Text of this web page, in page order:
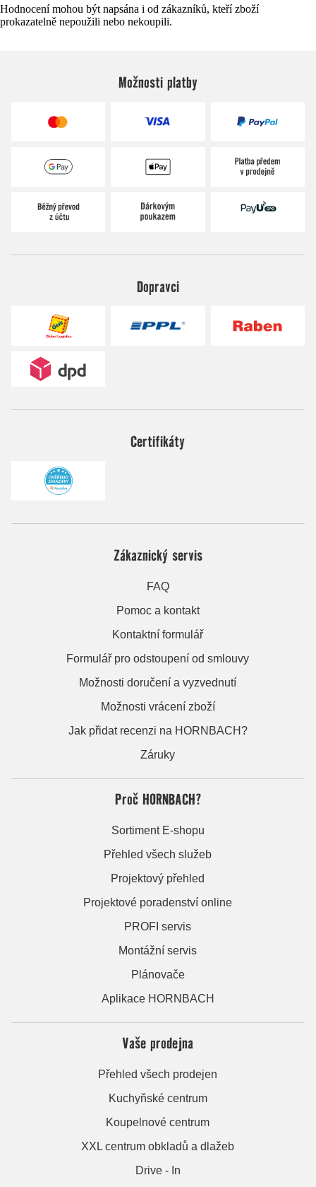
Hodnocení mohou být napsána i od zákazníků, kteří zboží
prokazatelně nepoužili nebo nekoupili.
Možnosti platby
Dopravci
Certifikáty
Zákaznický servis
FAQ
Pomoc a kontakt
Kontaktní formulář
Formulář pro odstoupení od smlouvy
Možnosti doručení a vyzvednutí
Možnosti vrácení zboží
Jak přidat recenzi na HORNBACH?
Záruky
Proč HORNBACH?
Sortiment E-shopu
Přehled všech služeb
Projektový přehled
Projektové poradenství online
PROFI servis
Montážní servis
Plánovače
Aplikace HORNBACH
Vaše prodejna
Přehled všech prodejen
Kuchyňské centrum
Koupelnové centrum
XXL centrum obkladů a dlažeb
Drive - In